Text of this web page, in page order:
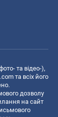
та відео-),
та всіх його
дозволу
на сайт